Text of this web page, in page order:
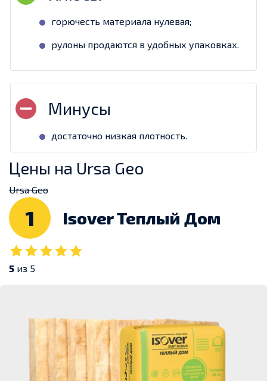
горючесть материала нулевая;
рулоны продаются в удобных упаковках.
достаточно низкая плотность.
Цены на Ursa Geo
Ursa Geo
1 Isover Теплый Дом
5 из 5